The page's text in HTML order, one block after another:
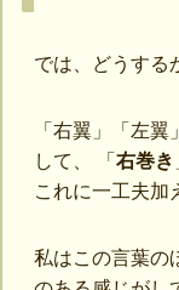
では、どうする
「右翼」「左
して、 「右巻き
これに一工夫加
私はこの言葉の